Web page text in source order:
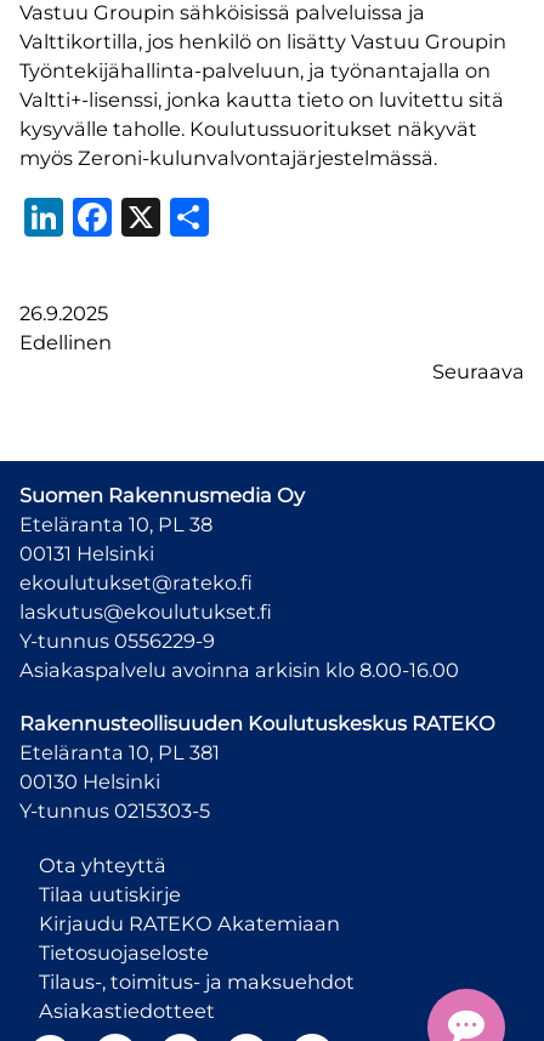
Vastuu Groupin sähköisissä palveluissa ja
Valttikortilla, jos henkilö on lisätty Vastuu Groupin
Työntekijähallinta-palveluun, ja työnantajalla on
Valtti+-lisenssi, jonka kautta tieto on luvitettu sitä
kysyvälle taholle. Koulutussuoritukset näkyvät
myös Zeroni-kulunvalvontajärjestelmässä.
LinkedIn
Facebook
X
26.9.2025
Edellinen
Seuraava
Suomen Rakennusmedia Oy
Eteläranta 10, PL 38
00131 Helsinki
ekoulutukset@rateko.fi
laskutus@ekoulutukset.fi
Y-tunnus 0556229-9
Asiakaspalvelu avoinna arkisin klo 8.00-16.00
Rakennusteollisuuden Koulutuskeskus RATEKO
Eteläranta 10, PL 381
00130 Helsinki
Y-tunnus 0215303-5
Ota yhteyttä
Tilaa uutiskirje
Kirjaudu RATEKO Akatemiaan
Tietosuojaseloste
Tilaus-, toimitus- ja maksuehdot
Asiakastiedotteet